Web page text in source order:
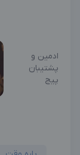
ادمین و
پشتیبان
پیج